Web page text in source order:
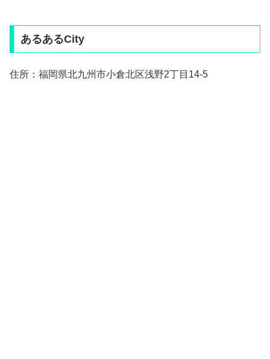
あるあるCity
住所：福岡県北九州市小倉北区浅野2丁目14-5